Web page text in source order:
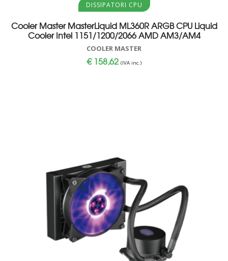
DISSIPATORI CPU
Cooler Master MasterLiquid ML360R ARGB CPU Liquid
Cooler Intel 1151/1200/2066 AMD AM3/AM4
COOLER MASTER
€158,62 (IVA inc.)